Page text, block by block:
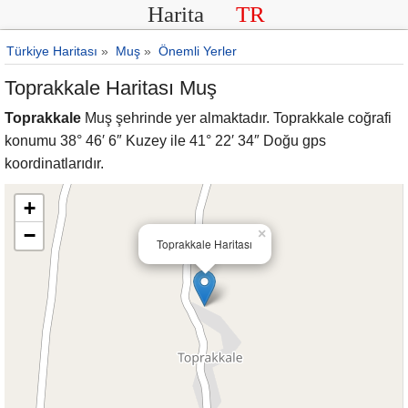
Harita TR
Türkiye Haritası » Muş » Önemli Yerler
Toprakkale Haritası Muş
Toprakkale Muş şehrinde yer almaktadır. Toprakkale coğrafi
konumu 38° 46′ 6″ Kuzey ile 41° 22′ 34″ Doğu gps
koordinatlarıdır.
Toprakkale Haritası
×
+
−